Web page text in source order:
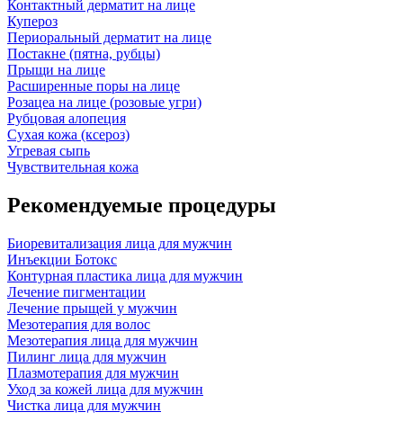
Контактный дерматит на лице
Купероз
Периоральный дерматит на лице
Постакне (пятна, рубцы)
Прыщи на лице
Расширенные поры на лице
Розацеа на лице (розовые угри)
Рубцовая алопеция
Сухая кожа (ксероз)
Угревая сыпь
Чувствительная кожа
Рекомендуемые процедуры
Биоревитализация лица для мужчин
Инъекции Ботокс
Контурная пластика лица для мужчин
Лечение пигментации
Лечение прыщей у мужчин
Мезотерапия для волос
Мезотерапия лица для мужчин
Пилинг лица для мужчин
Плазмотерапия для мужчин
Уход за кожей лица для мужчин
Чистка лица для мужчин